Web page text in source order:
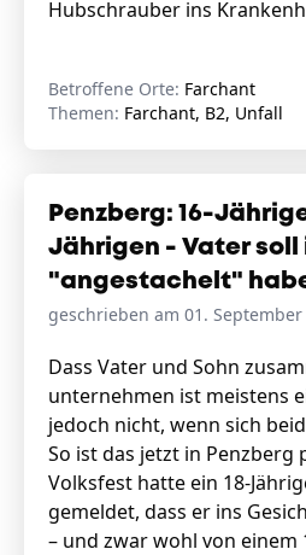
Hubschrauber ins
Betroffene Orte: Farchant
Themen: Farchant, B2, Unfall
Penzberg: 16-
Jährigen - Vater soll
"angestachelt"
geschrieben am 01. September
Dass Vater und Sohn
unternehmen ist meistens
jedoch nicht, wenn sich
So ist das jetzt in Penzberg
Volksfest hatte ein 18-
gemeldet, dass er ins
– und zwar wohl von einem